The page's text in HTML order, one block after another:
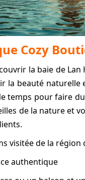
Cozy
la baie de
la beauté
temps pour faire
de la nature et
visitée de la région
authentique